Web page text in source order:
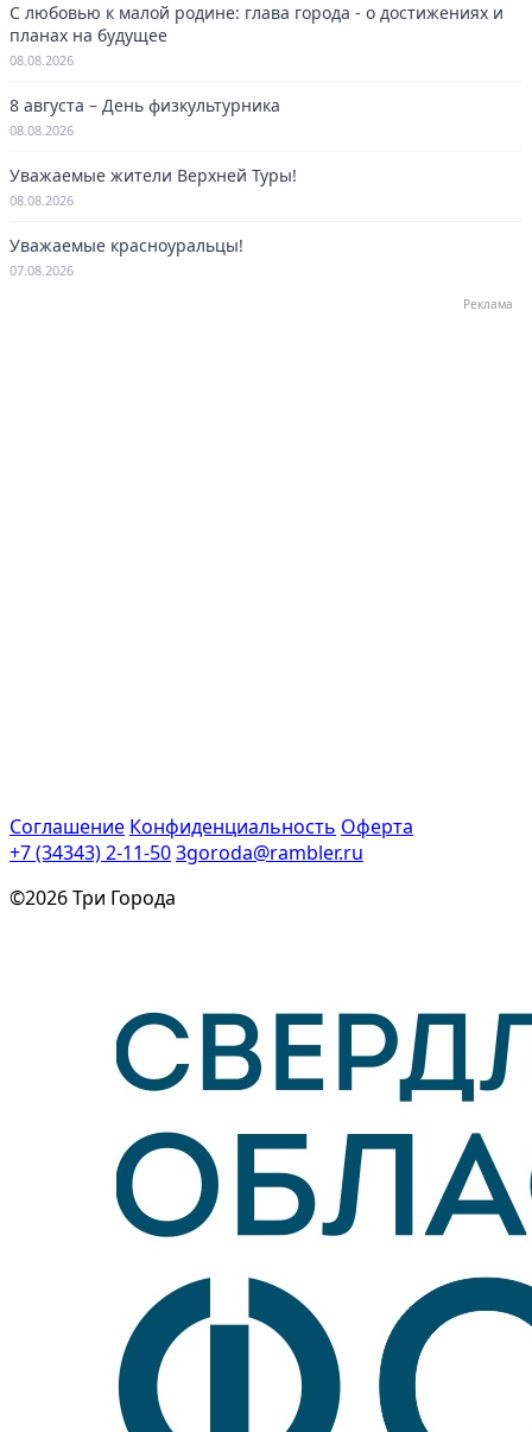
С любовью к малой родине: глава города - о достижениях и
планах на будущее
08.08.2026
8 августа – День физкультурника
08.08.2026
Уважаемые жители Верхней Туры!
08.08.2026
Уважаемые красноуральцы!
07.08.2026
Реклама
Соглашение Конфиденциальность Оферта
+7 (34343) 2-11-503goroda@rambler.ru
©2026 Три Города